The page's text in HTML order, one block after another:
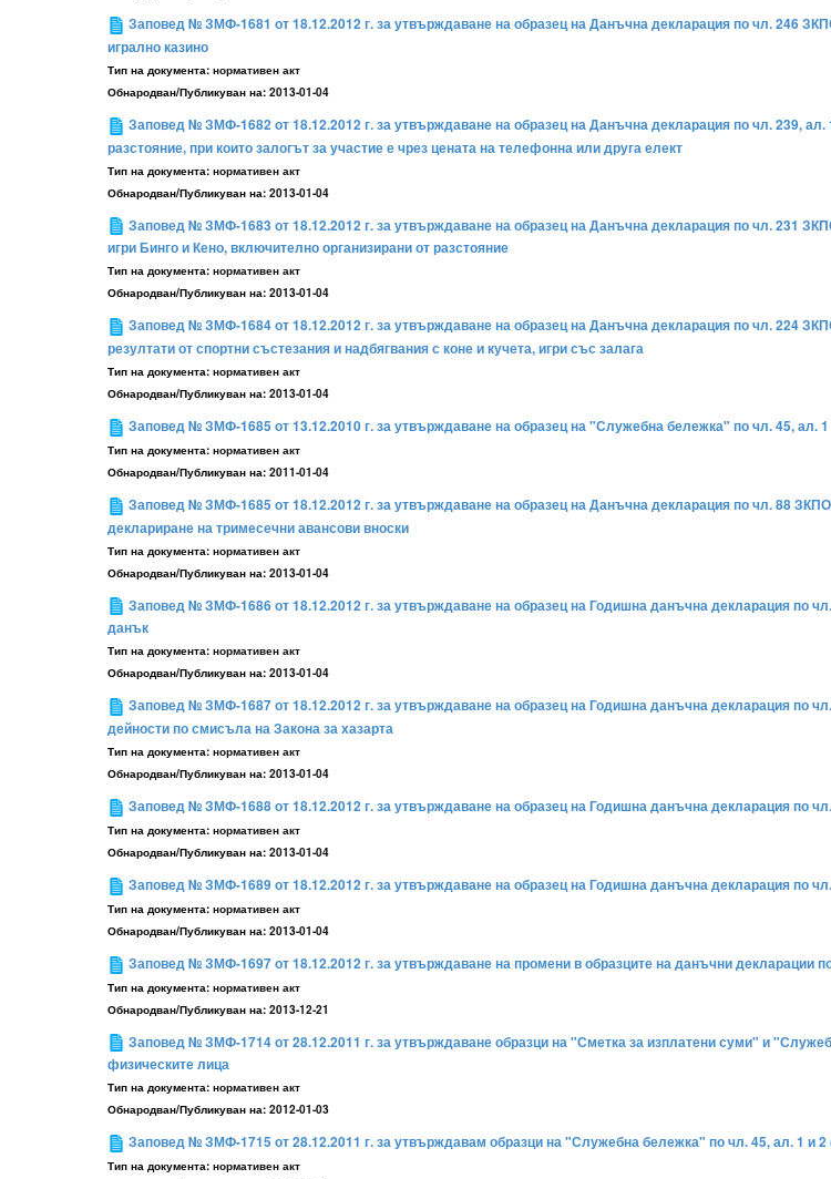
Заповед № ЗМФ-1681 от 18.12.2012 г. за утвърждаване на образец на Данъчна декларация по чл. 246
игрално казино
Тип на документа: нормативен акт
Обнародван/Публикуван на: 2013-01-04
Заповед № ЗМФ-1682 от 18.12.2012 г. за утвърждаване на образец на Данъчна декларация по чл. 239, ал.
разстояние, при които залогът за участие е чрез цената на телефонна или друга елект
Тип на документа: нормативен акт
Обнародван/Публикуван на: 2013-01-04
Заповед № ЗМФ-1683 от 18.12.2012 г. за утвърждаване на образец на Данъчна декларация по чл. 231
игри Бинго и Кено, включително организирани от разстояние
Тип на документа: нормативен акт
Обнародван/Публикуван на: 2013-01-04
Заповед № ЗМФ-1684 от 18.12.2012 г. за утвърждаване на образец на Данъчна декларация по чл. 224
резултати от спортни състезания и надбягвания с коне и кучета, игри със залага
Тип на документа: нормативен акт
Обнародван/Публикуван на: 2013-01-04
Заповед № ЗМФ-1685 от 13.12.2010 г. за утвърждаване на образец на "Служебна бележка" по чл. 45, ал.
Тип на документа: нормативен акт
Обнародван/Публикуван на: 2011-01-04
Заповед № ЗМФ-1685 от 18.12.2012 г. за утвърждаване на образец на Данъчна декларация по чл. 88
деклариране на тримесечни авансови вноски
Тип на документа: нормативен акт
Обнародван/Публикуван на: 2013-01-04
Заповед № ЗМФ-1686 от 18.12.2012 г. за утвърждаване на образец на Годишна данъчна декларация по
данък
Тип на документа: нормативен акт
Обнародван/Публикуван на: 2013-01-04
Заповед № ЗМФ-1687 от 18.12.2012 г. за утвърждаване на образец на Годишна данъчна декларация по
дейности по смисъла на Закона за хазарта
Тип на документа: нормативен акт
Обнародван/Публикуван на: 2013-01-04
Заповед № ЗМФ-1688 от 18.12.2012 г. за утвърждаване на образец на Годишна данъчна декларация по
Тип на документа: нормативен акт
Обнародван/Публикуван на: 2013-01-04
Заповед № ЗМФ-1689 от 18.12.2012 г. за утвърждаване на образец на Годишна данъчна декларация по
Тип на документа: нормативен акт
Обнародван/Публикуван на: 2013-01-04
Заповед № ЗМФ-1697 от 18.12.2012 г. за утвърждаване на промени в образците на данъчни декларации
Тип на документа: нормативен акт
Обнародван/Публикуван на: 2013-12-21
Заповед № ЗМФ-1714 от 28.12.2011 г. за утвърждаване образци на "Сметка за изплатени суми" и
физическите лица
Тип на документа: нормативен акт
Обнародван/Публикуван на: 2012-01-03
Заповед № ЗМФ-1715 от 28.12.2011 г. за утвърждавам образци на "Служебна бележка" по чл. 45, ал. 1 и
Тип на документа: нормативен акт